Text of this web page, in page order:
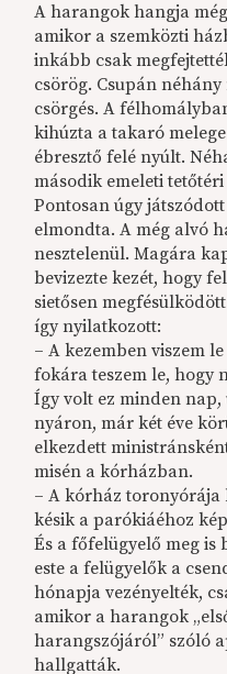
A harangok hangja
amikor a szemközti
inkább csak
csörög. Csupán
csörgés. A
kihúzta a takaró
ébresztő felé nyúlt.
második emeleti
Pontosan úgy
elmondta. A még alvó
nesztelenül. Magára
bevizezte kezét, hogy
sietősen
így nyilatkozott:
– A kezemben viszem
fokára teszem le, hogy
Így volt ez minden
nyáron, már két éve
elkezdett
misén a kórházban.
– A kórház
késik a parókiáéhoz
És a főfelügyelő meg is
este a felügyelők a
hónapja vezényelték,
amikor a harangok
harangszójáról” szóló
hallgatták.